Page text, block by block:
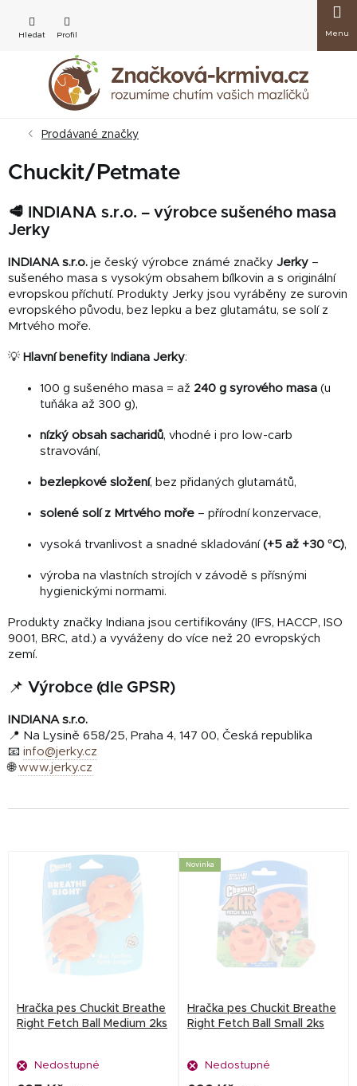
obsah
košík
Prodávané značky
Chuckit/Petmate
🥩 INDIANA s.r.o. – výrobce sušeného masa
Jerky
INDIANA s.r.o. je český výrobce známé značky Jerky –
sušeného masa s vysokým obsahem bílkovin a s originální
evropskou příchutí. Produkty Jerky jsou vyráběny ze surovin
evropského původu, bez lepku a bez glutamátu, se solí z
Mrtvého moře.
💡 Hlavní benefity Indiana Jerky:
100 g sušeného masa = až 240 g syrového masa (u
tuňáka až 300 g),
nízký obsah sacharidů, vhodné i pro low-carb
stravování,
bezlepkové složení, bez přidaných glutamátů,
solené solí z Mrtvého moře – přírodní konzervace,
vysoká trvanlivost a snadné skladování (+5 až +30 °C),
výroba na vlastních strojích v závodě s přísnými
hygienickými normami.
Produkty značky Indiana jsou certifikovány (IFS, HACCP, ISO
9001, BRC, atd.) a vyváženy do více než 20 evropských
zemí.
📌 Výrobce (dle GPSR)
INDIANA s.r.o.
📍 Na Lysině 658/25, Praha 4, 147 00, Česká republika
📧 info@jerky.cz
🌐www.jerky.cz
o
Hračka pes Chuckit Breathe
Right Fetch Ball Medium 2ks
Nedostupné
Novinka
Hračka pes Chuckit Breathe
Right Fetch Ball Small 2ks
Nedostupné